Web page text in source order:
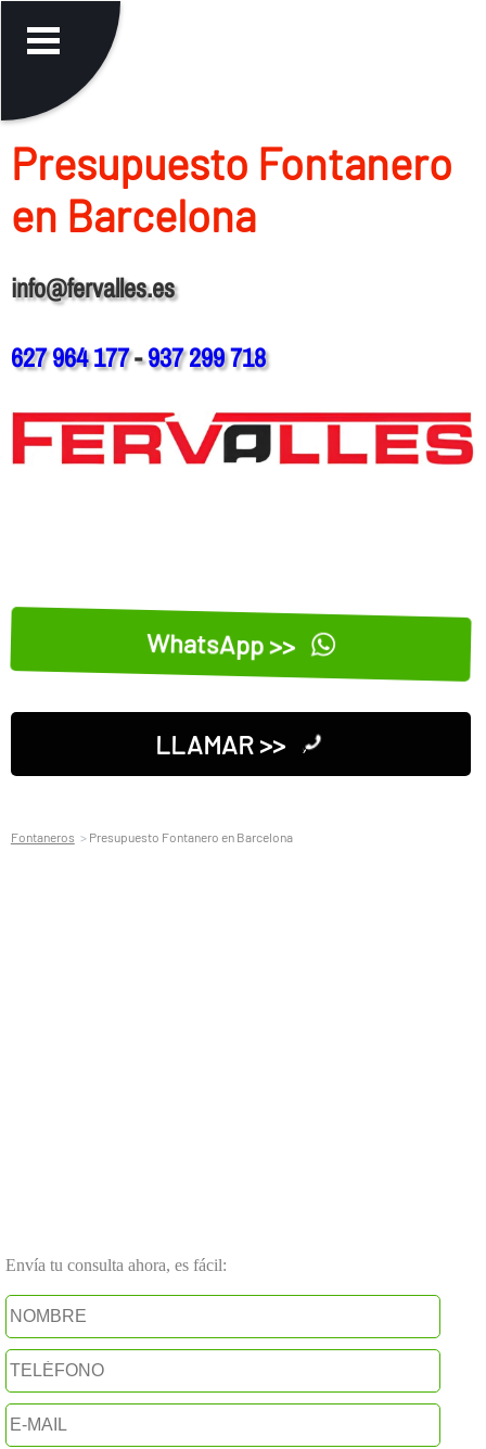
Presupuesto Fontanero
en Barcelona
info@fervalles.es
627 964 177-937 299 718
WhatsApp >>
LLAMAR >>
Fontaneros Presupuesto Fontanero en Barcelona
Envía tu consulta ahora, es fácil: